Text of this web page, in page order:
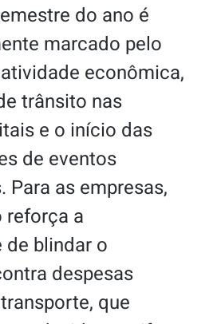
do ano é
marcado pelo
econômica,
trânsito nas
e o início das
de eventos
Para as empresas,
reforça a
blindar o
despesas
que